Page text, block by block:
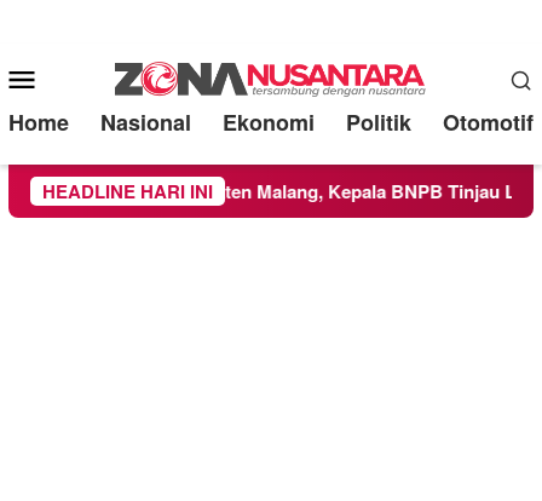
Mobile
Menu
Home Nasional Ekonomi Politik Otomotif
HEADLINE HARI INI
Wilayah Kabupaten Malang, Kepala BNPB Tinjau Langsung